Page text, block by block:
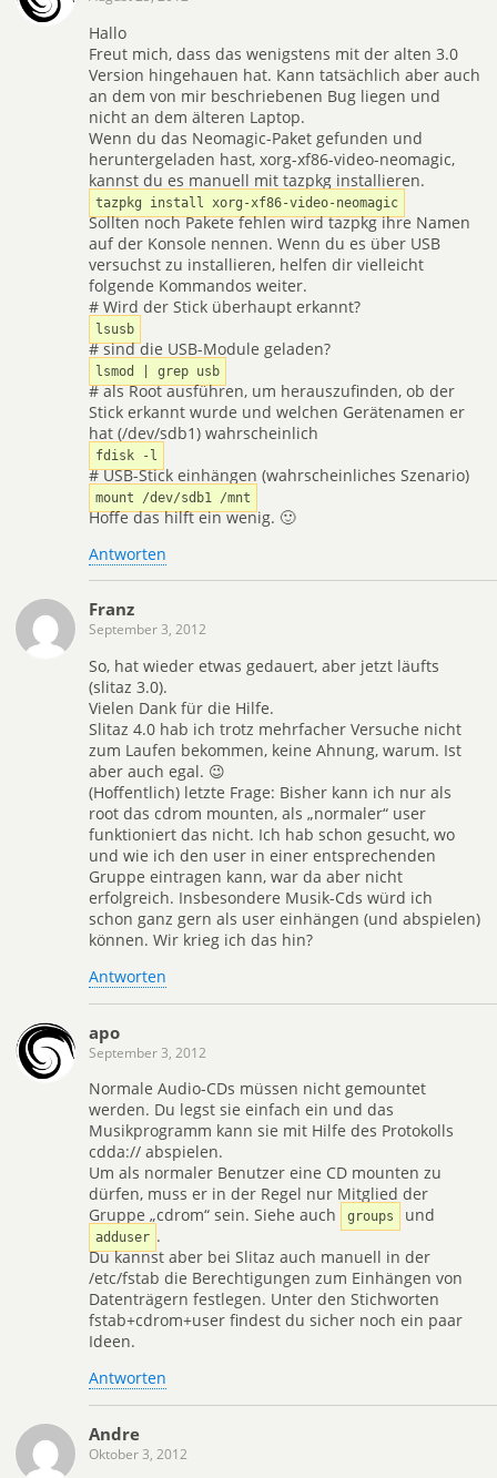
Hallo
Freut mich, dass das wenigstens mit der alten 3.0
Version hingehauen hat. Kann tatsächlich aber auch
an dem von mir beschriebenen Bug liegen und
nicht an dem älteren Laptop.
Wenn du das Neomagic-Paket gefunden und
heruntergeladen hast, xorg-xf86-video-neomagic,
kannst du es manuell mit tazpkg installieren.
tazpkg install xorg-xf86-video-neomagic
Sollten noch Pakete fehlen wird tazpkg ihre Namen
auf der Konsole nennen. Wenn du es über USB
versuchst zu installieren, helfen dir vielleicht
folgende Kommandos weiter.
# Wird der Stick überhaupt erkannt?
lsusb
# sind die USB-Module geladen?
lsmod | grep usb
# als Root ausführen, um herauszufinden, ob der
Stick erkannt wurde und welchen Gerätenamen er
hat (/dev/sdb1) wahrscheinlich
fdisk -l
# USB-Stick einhängen (wahrscheinliches Szenario)
mount /dev/sdb1 /mnt
Hoffe das hilft ein wenig. 🙂
Antworten
Franz
September 3, 2012
So, hat wieder etwas gedauert, aber jetzt läufts
(slitaz 3.0).
Vielen Dank für die Hilfe.
Slitaz 4.0 hab ich trotz mehrfacher Versuche nicht
zum Laufen bekommen, keine Ahnung, warum. Ist
aber auch egal. 😉
(Hoffentlich) letzte Frage: Bisher kann ich nur als
root das cdrom mounten, als „normaler“ user
funktioniert das nicht. Ich hab schon gesucht, wo
und wie ich den user in einer entsprechenden
Gruppe eintragen kann, war da aber nicht
erfolgreich. Insbesondere Musik-Cds würd ich
schon ganz gern als user einhängen (und abspielen)
können. Wir krieg ich das hin?
Antworten
apo
September 3, 2012
Normale Audio-CDs müssen nicht gemountet
werden. Du legst sie einfach ein und das
Musikprogramm kann sie mit Hilfe des Protokolls
cdda:// abspielen.
Um als normaler Benutzer eine CD mounten zu
dürfen, muss er in der Regel nur Mitglied der
Gruppe „cdrom“ sein. Siehe auch
groups und
adduser .
Du kannst aber bei Slitaz auch manuell in der
/etc/fstab die Berechtigungen zum Einhängen von
Datenträgern festlegen. Unter den Stichworten
fstab+cdrom+user findest du sicher noch ein paar
Ideen.
Antworten
Andre
Oktober 3, 2012